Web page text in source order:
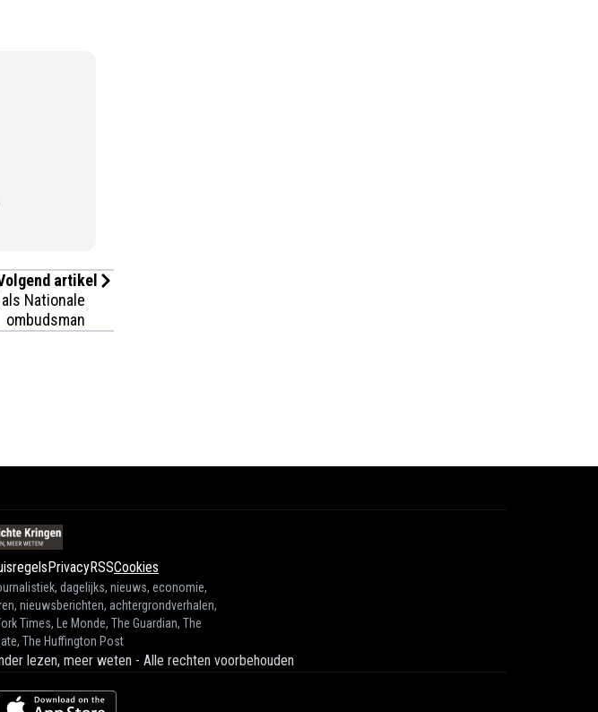
artikel
Nationale
ombudsman
PrivacyRSSCookies
dagelijks, nieuws, economie,
nieuwsberichten, achtergrondverhalen,
Times, Le Monde, The Guardian, The
The Huffington Post
lezen, meer weten - Alle rechten voorbehouden